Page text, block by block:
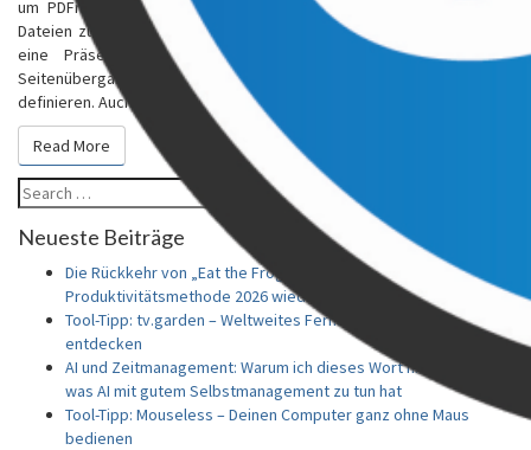
um PDFrizator, ein kostenloses Tool, welches Dir ermöglicht PDF-
Dateien zu präsentieren. Damit können existierende PDF-Dateien für
eine Präsentation aufbereitet werden. So kannst Du einen
Seitenübergangseffekt oder automatischen Folienwechsel
definieren. Auch…
Read More Read More
Search
for:
Search
Neueste Beiträge
Die Rückkehr von „Eat the Frog“: Warum die alte
Produktivitätsmethode 2026 wieder boomt
Tool-Tipp: tv.garden – Weltweites Fernsehen im Browser
entdecken
AI und Zeitmanagement: Warum ich dieses Wort nicht mag und
was AI mit gutem Selbstmanagement zu tun hat
Tool-Tipp: Mouseless – Deinen Computer ganz ohne Maus
bedienen